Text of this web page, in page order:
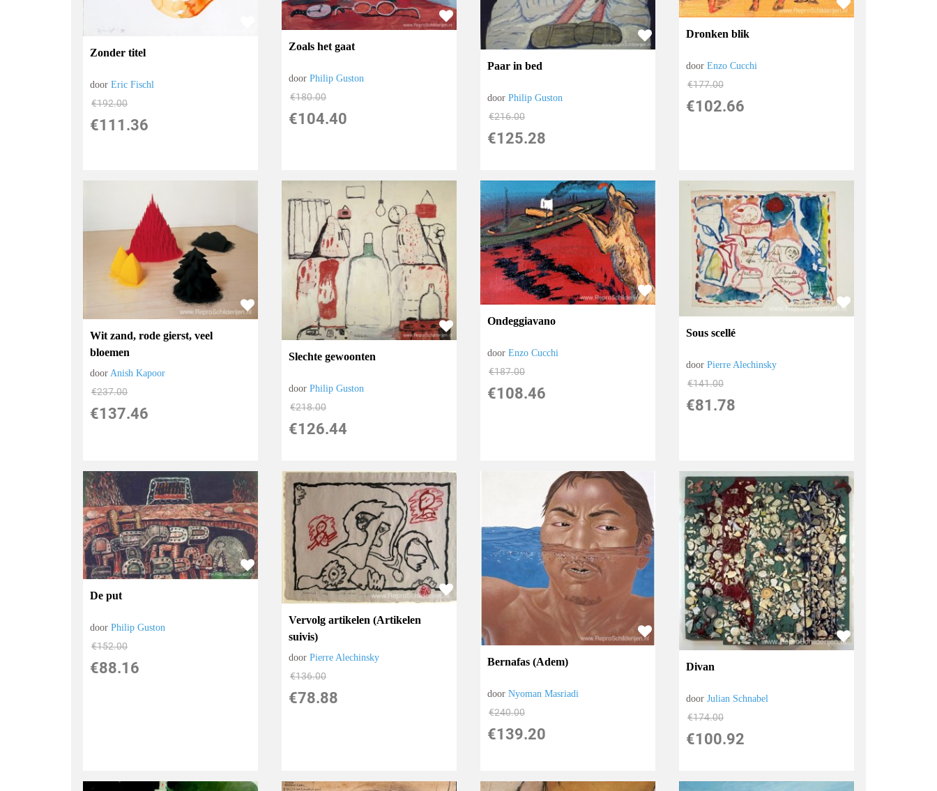
Zonder titel
doorEric Fischl
€192.00
€111.36
Zoals het gaat
doorPhilip Guston
€180.00
€104.40
Paar in bed
doorPhilip Guston
€216.00
€125.28
Dronken blik
doorEnzo Cucchi
€177.00
€102.66
Wit zand, rode gierst, veel
bloemen
door Anish Kapoor
€237.00
€137.46
Slechte gewoonten
doorPhilip Guston
€218.00
€126.44
Ondeggiavano
doorEnzo Cucchi
€187.00
€108.46
Sous scellé
doorPierre Alechinsky
€141.00
€81.78
De put
doorPhilip Guston
€152.00
€88.16
Vervolg artikelen (Artikelen
suivis)
doorPierre Alechinsky
€136.00
€78.88
Bernafas (Adem)
doorNyoman Masriadi
€240.00
€139.20
Divan
doorJulian Schnabel
€174.00
€100.92